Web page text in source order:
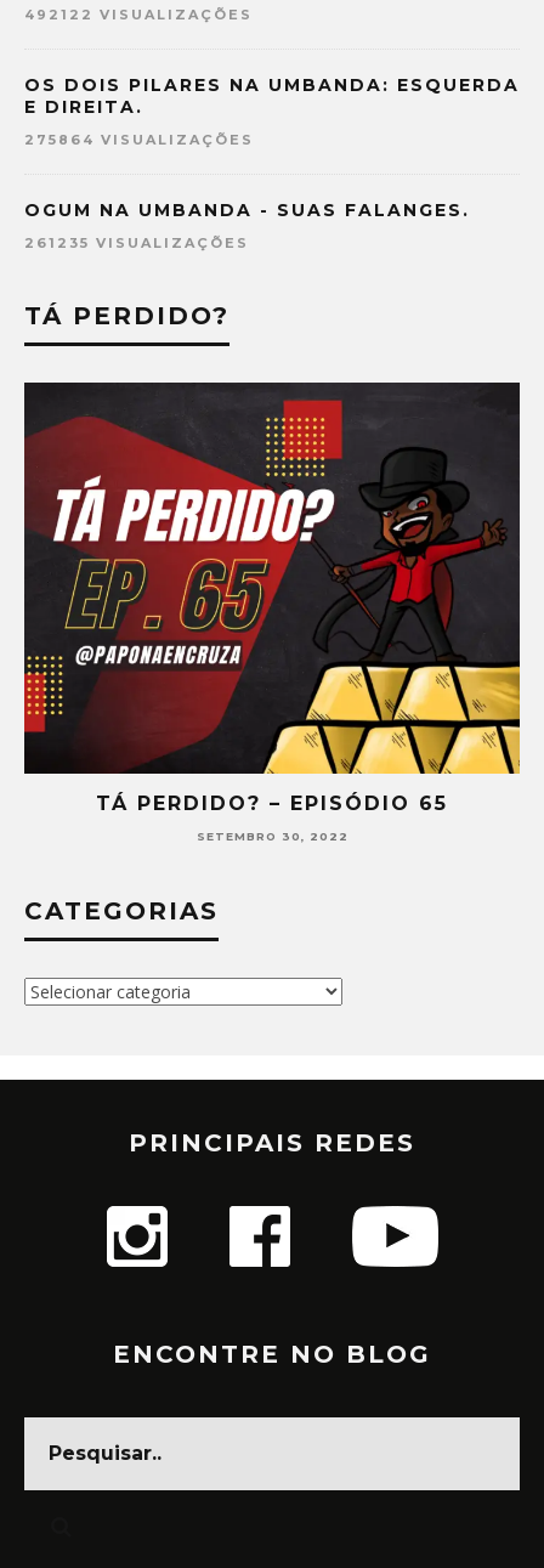
492122 VISUALIZAÇÕES
OS DOIS PILARES NA UMBANDA: ESQUERDA
E DIREITA.
275864 VISUALIZAÇÕES
OGUM NA UMBANDA - SUAS FALANGES.
261235 VISUALIZAÇÕES
TÁ PERDIDO?
TÁ PERDIDO? – EPISÓDIO 65
SETEMBRO 30, 2022
CATEGORIAS
Categorias
PRINCIPAIS REDES
ENCONTRE NO BLOG